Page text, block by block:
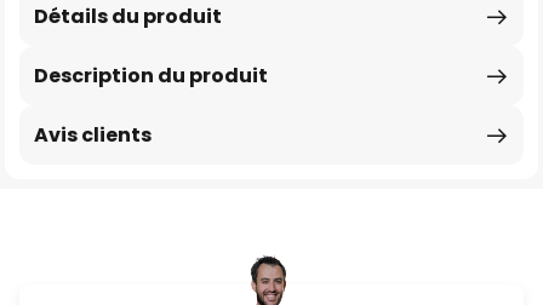
Description du produit
Détails du produit
Avis clients